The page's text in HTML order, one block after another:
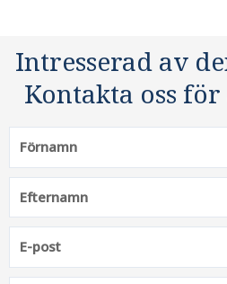
Intresserad av
Kontakta oss